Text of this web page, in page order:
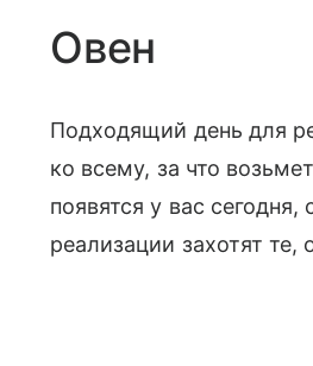
Овен
Подходящий день для
ко всему, за что
появятся у вас
реализации захотят